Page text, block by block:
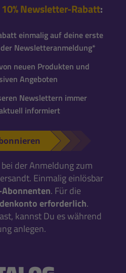
10% Newsletter-Rabatt:
einmalig auf deine erste
Newsletteranmeldung*
neuen Produkten und
Angeboten
Newslettern immer
informiert
der Anmeldung zum
Einmalig einlösbar
. Für die
erforderlich.
kannst Du es während
anlegen.